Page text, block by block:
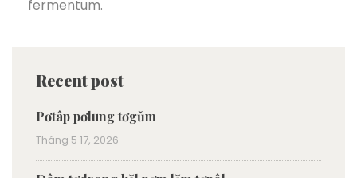
fermentum.
Recent post
Pơtâp pơlung tơgǔm
Tháng 5 17, 2026